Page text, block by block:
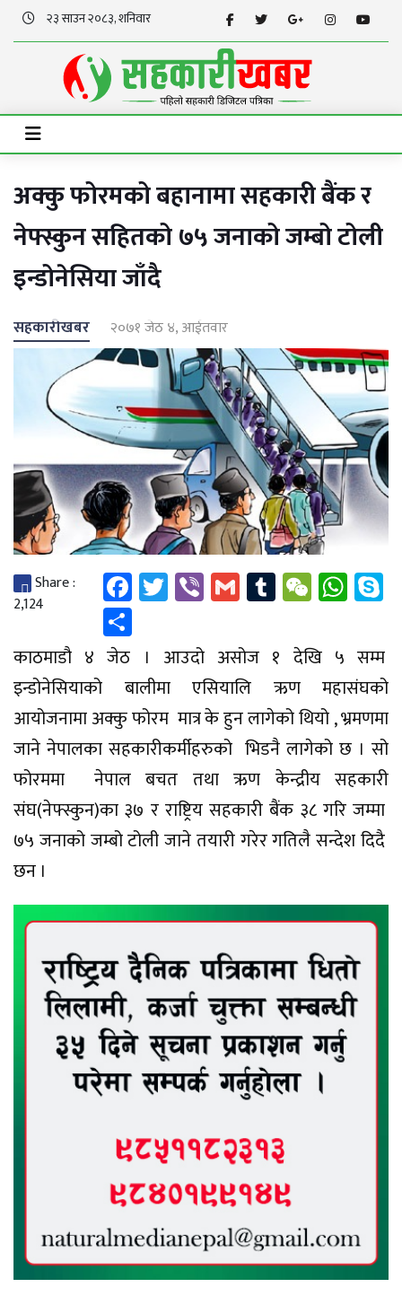
२३ साउन २०८३, शनिवार
अक्कु फोरमको बहानामा सहकारी बैंक र
नेफ्स्कुन सहितको ७५ जनाको जम्बो टोली
इन्डोनेसिया जाँदै
सहकारीखबर २०७१ जेठ ४, आईतवार
Share :
2,124
Facebook
Twitter
ViberGmailTumblr
Share
काठमाडौ ४ जेठ । आउदो असोज १ देखि ५ सम्म
इन्डोनेसियाको बालीमा एसियालि ऋण महासंघको
आयोजनामा अक्कु फोरम मात्र के हुन लागेको थियो , भ्रमणमा
जाने नेपालका सहकारीकर्मीहरुको भिडनै लागेको छ । सो
फोरममा नेपाल बचत तथा ऋण केन्द्रीय सहकारी
संघ(नेफ्स्कुन)का ३७ र राष्ट्रिय सहकारी बैंक ३८ गरि जम्मा
७५ जनाको जम्बो टोली जाने तयारी गरेर गतिलै सन्देश दिदै
छन ।